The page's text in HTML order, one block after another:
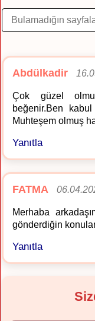
Abdülkadir
Çok güzel
beğenir.Ben
Muhteşem olmuş
Yanıtla
FATMA
Merhaba
gönderdiğin
Yanıtla